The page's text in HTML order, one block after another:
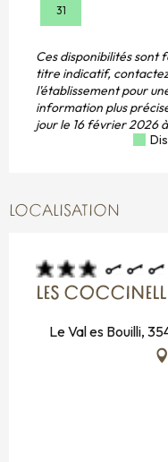
31
Ces disponibilités sont
titre indicatif, contactez
l'établissement pour
information plus
jour le 16 février 2026
LOCALISATION
LES
Le Val es Bouilli,